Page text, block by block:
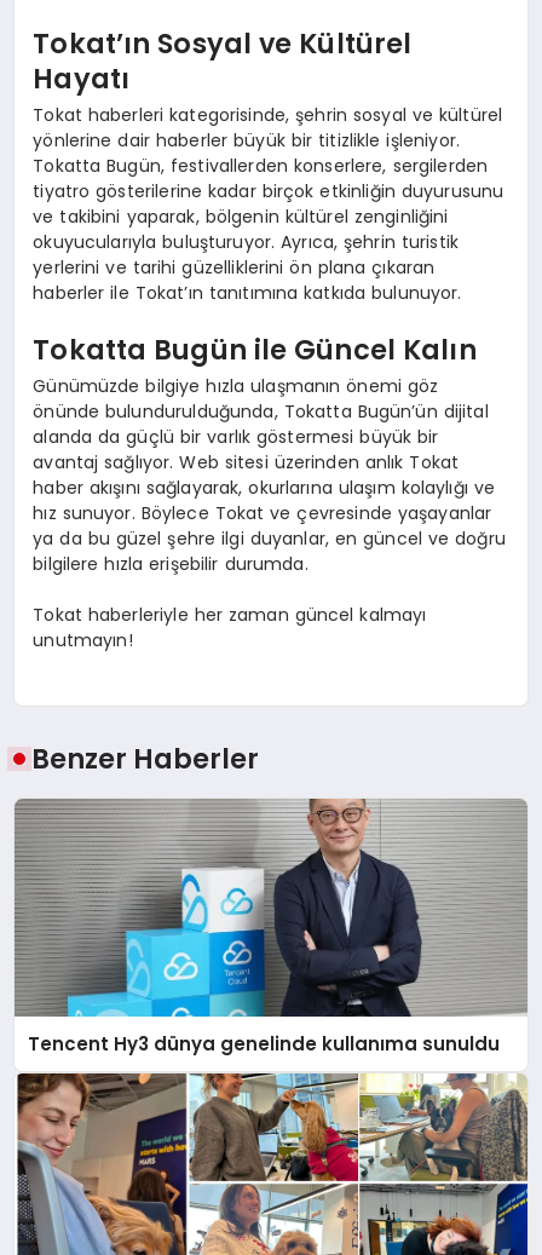
Tokat’ın Sosyal ve Kültürel
Hayatı
Tokat haberleri kategorisinde, şehrin sosyal ve kültürel
yönlerine dair haberler büyük bir titizlikle işleniyor.
Tokatta Bugün, festivallerden konserlere, sergilerden
tiyatro gösterilerine kadar birçok etkinliğin duyurusunu
ve takibini yaparak, bölgenin kültürel zenginliğini
okuyucularıyla buluşturuyor. Ayrıca, şehrin turistik
yerlerini ve tarihi güzelliklerini ön plana çıkaran
haberler ile Tokat’ın tanıtımına katkıda bulunuyor.
Tokatta Bugün ile Güncel Kalın
Günümüzde bilgiye hızla ulaşmanın önemi göz
önünde bulundurulduğunda, Tokatta Bugün’ün dijital
alanda da güçlü bir varlık göstermesi büyük bir
avantaj sağlıyor. Web sitesi üzerinden anlık Tokat
haber akışını sağlayarak, okurlarına ulaşım kolaylığı ve
hız sunuyor. Böylece Tokat ve çevresinde yaşayanlar
ya da bu güzel şehre ilgi duyanlar, en güncel ve doğru
bilgilere hızla erişebilir durumda.
Tokat haberleriyle her zaman güncel kalmayı
unutmayın!
Benzer Haberler
Tencent Hy3 dünya genelinde kullanıma sunuldu